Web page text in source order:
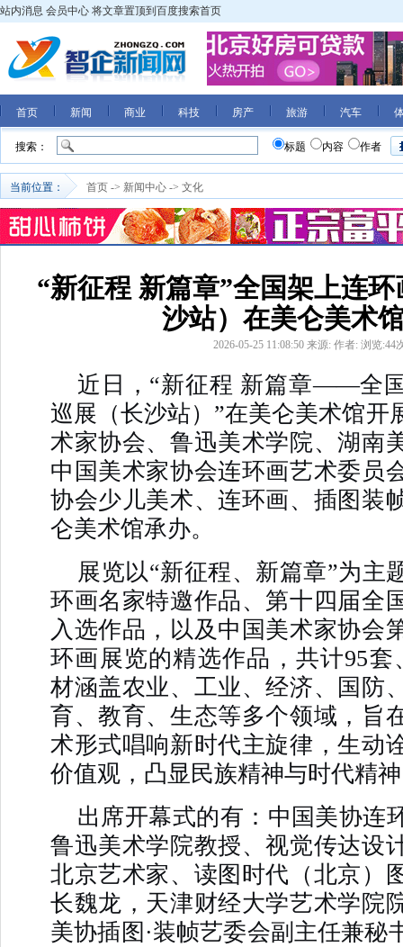
站内消息 会员中心 将文章置顶到百度搜索首页
首页 新闻 商业 科技 房产 旅游 汽车
搜索： 标题 内容 作者
当前位置： 首页 -> 新闻中心 -> 文化
“新征程 新篇章”全国架上连
沙站）在美仑美术
2026-05-25 11:08:50 来源: 作者: 浏览:44
近日，“新征程 新篇章——全
巡展（长沙站）”在美仑美术馆开
术家协会、鲁迅美术学院、湖南
中国美术家协会连环画艺术委员
协会少儿美术、连环画、插图装
仑美术馆承办。
展览以“新征程、新篇章”为主
环画名家特邀作品、第十四届全
入选作品，以及中国美术家协会
环画展览的精选作品，共计95套
材涵盖农业、工业、经济、国防
育、教育、生态等多个领域，旨
术形式唱响新时代主旋律，生动
价值观，凸显民族精神与时代精
出席开幕式的有：中国美协连
鲁迅美术学院教授、视觉传达设
北京艺术家、读图时代（北京）
长魏龙，天津财经大学艺术学院
美协插图·装帧艺委会副主任兼秘